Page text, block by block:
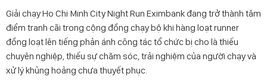
Giải chạy Ho Chi Minh City Night Run Eximbank đang trở thành tâm
điểm tranh cãi trong cộng đồng chạy bộ khi hàng loạt runner
đồng loạt lên tiếng phản ánh công tác tổ chức bị cho là thiếu
chuyên nghiệp, thiếu sự chăm sóc, trải nghiệm của người chạy và
xử lý khủng hoảng chưa thuyết phục.